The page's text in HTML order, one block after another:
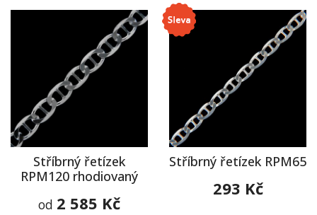
Stříbrný řetízek
RPM120 rhodiovaný
od 2 585 Kč
Stříbrný řetízek RPM65
293 Kč